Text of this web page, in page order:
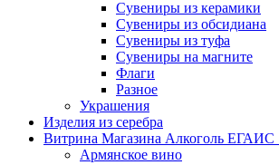
Сувениры из керамики
Сувениры из обсидиана
Сувениры из туфа
Сувениры на магните
Флаги
Разное
Украшения
Изделия из серебра
Витрина Магазина Алкоголь ЕГАИС
Армянское вино